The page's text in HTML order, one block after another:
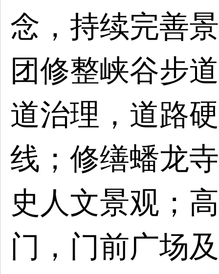
念，持续完善
团修整峡谷步
道治理，道路
线；修缮蟠龙
史人文景观；
门，门前广场